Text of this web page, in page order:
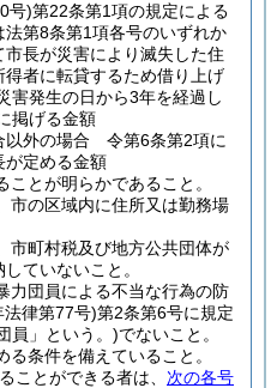
号)第22条第1項の規定による
第8条第1項各号のいずれか
長が災害により滅失した住
者に転貸するため借り上げ
害発生の日から3年を経過し
掲げる金額
以外の場合 令第6条第2項に
が定める金額
とが明らかであること。
市の区域内に住所又は勤務場
市町村税及び地方公共団体が
ていないこと。
力団員による不当な行為の防
法律第77号)第2条第6号に規定
員」という。)でないこと。
条件を備えていること。
ことができる者は、 次の各号